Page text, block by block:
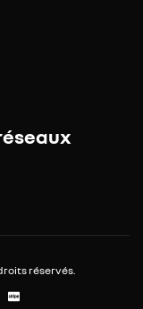
réservés.